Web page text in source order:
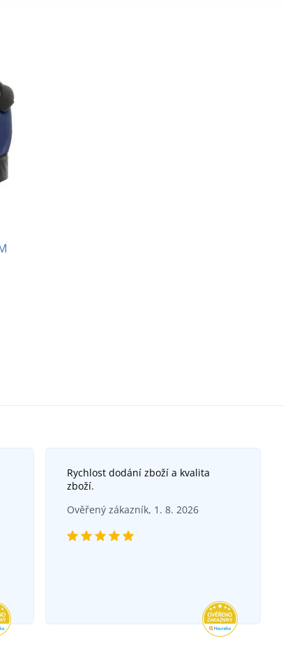
Rychlost dodání zboží a kvalita
zboží.
Ověřený zákazník, 1. 8. 2026